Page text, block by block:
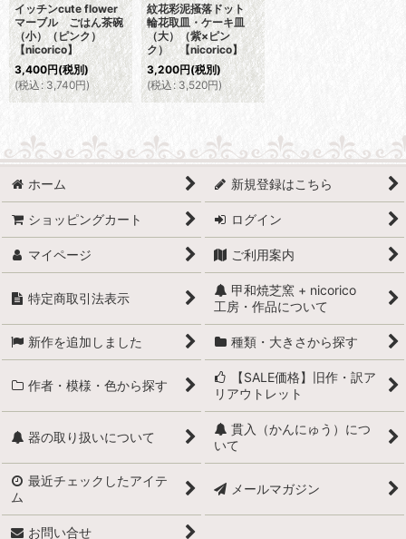
イッチンcute flower
マーブル ごはん茶碗
（小）（ピンク）
【nicorico】
3,400円(税別)
(税込: 3,740円)
紋花彩泥掻落ドット
輪花取皿・ケーキ皿
（大）（紫×ピン
ク） 【nicorico】
3,200円(税別)
(税込: 3,520円)
ホーム 新規登録はこちら
ショッピングカート ログイン
マイページ ご利用案内
特定商取引法表示
甲和焼芝窯 + nicorico
工房・作品について
新作を追加しました 種類・大きさから探す
作者・模様・色から探す
【SALE価格】旧作・訳ア
リアウトレット
器の取り扱いについて
貫入（かんにゅう）につ
いて
最近チェックしたアイテ
ム
メールマガジン
お問い合せ